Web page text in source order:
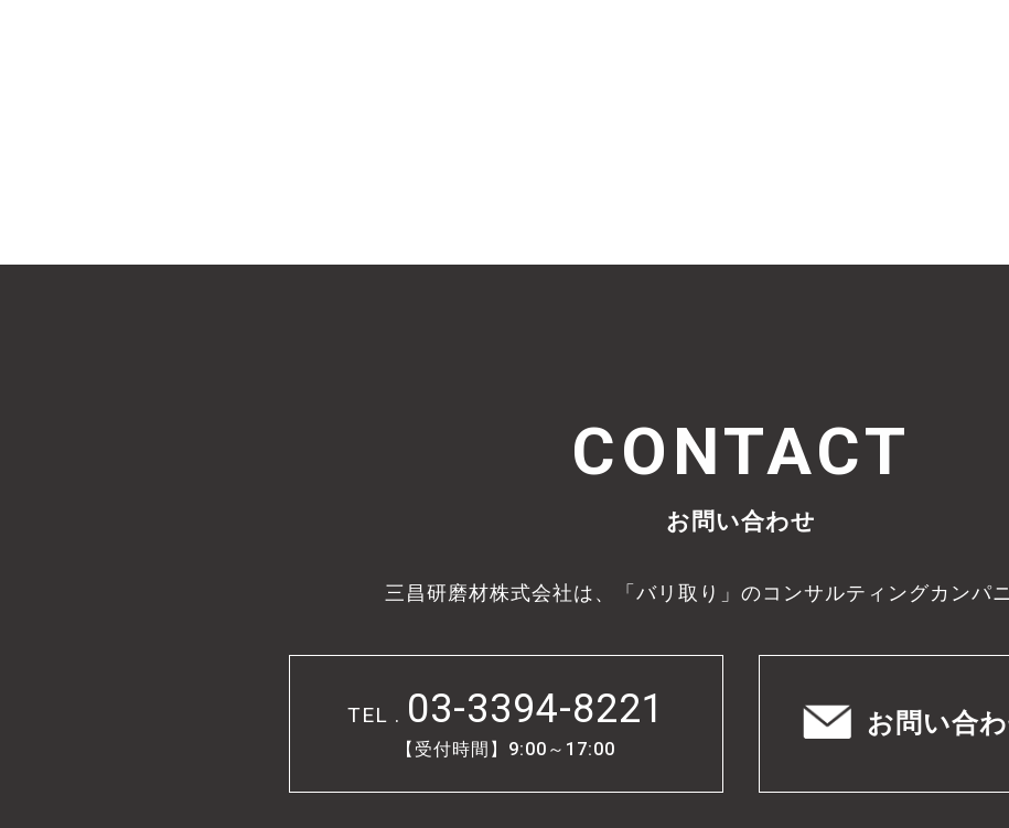
CONTACT
お問い合わせ
三昌研磨材株式会社は、「バリ取り」のコンサルティングカンパニ
TEL . 03-3394-8221
【受付時間】9:00～17:00
お問い合